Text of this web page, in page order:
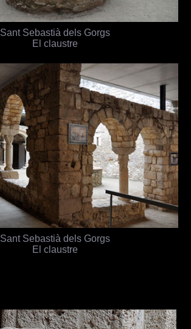
Sant Sebastià dels Gorgs
El claustre
Sant Sebastià dels Gorgs
El claustre